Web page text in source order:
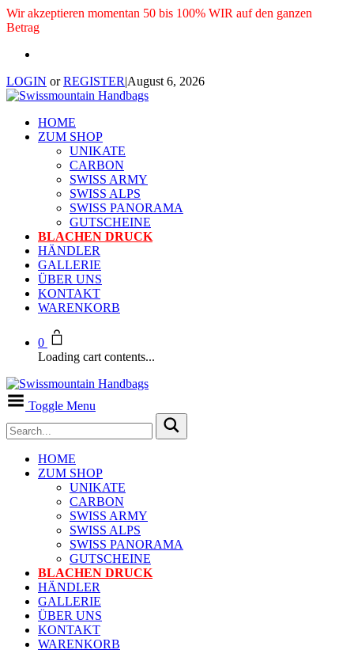
Wir akzeptieren momentan 50 bis 100% WIR auf den ganzen
Betrag
LOGIN orREGISTER|August 6, 2026
HOME
ZUM SHOP
UNIKATE
CARBON
SWISS ARMY
SWISS ALPS
SWISS PANORAMA
GUTSCHEINE
BLACHEN DRUCK
HÄNDLER
GALLERIE
ÜBER UNS
KONTAKT
WARENKORB
0
Loading cart contents...
Toggle Menu
HOME
ZUM SHOP
UNIKATE
CARBON
SWISS ARMY
SWISS ALPS
SWISS PANORAMA
GUTSCHEINE
BLACHEN DRUCK
HÄNDLER
GALLERIE
ÜBER UNS
KONTAKT
WARENKORB